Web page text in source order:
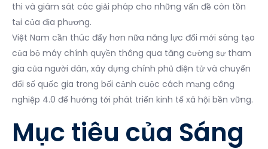
thi và giám sát các giải pháp cho những vấn đề còn tồn
tại của địa phương.
Việt Nam cần thúc đẩy hơn nữa năng lực đổi mới sáng tạo
của bộ máy chính quyền thông qua tăng cường sự tham
gia của người dân, xây dựng chính phủ điện tử và chuyển
đổi số quốc gia trong bối cảnh cuộc cách mạng công
nghiệp 4.0 để hướng tới phát triển kinh tế xã hội bền vững.
Mục tiêu của Sáng